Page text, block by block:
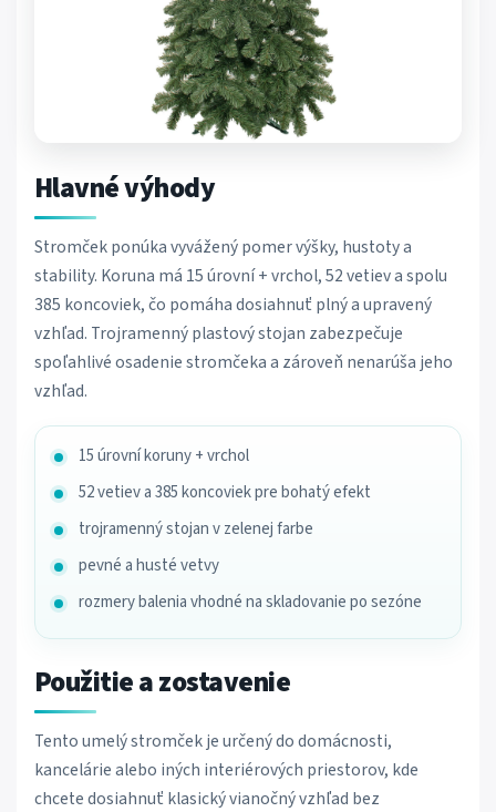
Hlavné výhody
Stromček ponúka vyvážený pomer výšky, hustoty a
stability. Koruna má 15 úrovní + vrchol, 52 vetiev a spolu
385 koncoviek, čo pomáha dosiahnuť plný a upravený
vzhľad. Trojramenný plastový stojan zabezpečuje
spoľahlivé osadenie stromčeka a zároveň nenarúša jeho
vzhľad.
15 úrovní koruny + vrchol
52 vetiev a 385 koncoviek pre bohatý efekt
trojramenný stojan v zelenej farbe
pevné a husté vetvy
rozmery balenia vhodné na skladovanie po sezóne
Použitie a zostavenie
Tento umelý stromček je určený do domácnosti,
kancelárie alebo iných interiérových priestorov, kde
chcete dosiahnuť klasický vianočný vzhľad bez